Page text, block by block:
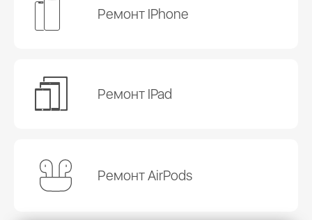
Ремонт IPhone
Ремонт IPad
Ремонт AirPods